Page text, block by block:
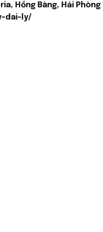
Hồng Bàng, Hải Phòng
dai-ly/